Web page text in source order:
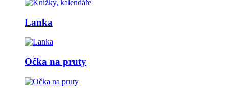
Lanka
Očka na pruty